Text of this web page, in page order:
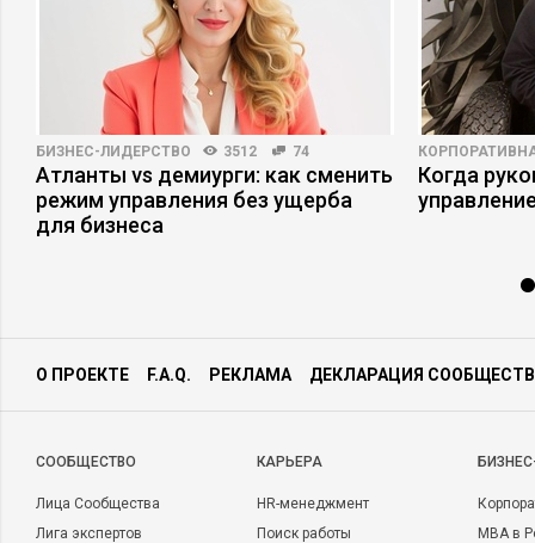
БИЗНЕС-ЛИДЕРСТВО 3512 74
Атланты vs демиурги: как сменить
режим управления без ущерба
для бизнеса
Когда
О ПРОЕКТЕ F.A.Q. РЕКЛАМА ДЕКЛАРАЦИЯ
CООБЩЕСТВО
Лица Сообщества
Лига экспертов
КАРЬЕРА
HR-менеджмент
Поиск работы
MBA в